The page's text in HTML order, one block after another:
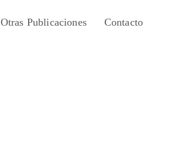
Otras Publicaciones Contacto